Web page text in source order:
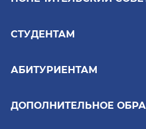
СТУДЕНТАМ
АБИТУРИЕНТАМ
ДОПОЛНИТЕЛЬНОЕ